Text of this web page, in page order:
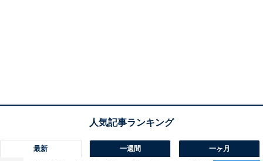
最新 一週間 一ヶ月